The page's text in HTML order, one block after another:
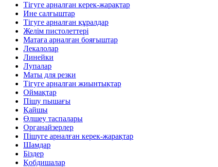
Тігуге арналған керек-жарақтар
Ине салғыштар
Тігуге арналған құралдар
Желім пистолеттері
Матаға арналған бояғыштар
Лекалолар
Линейки
Лупалар
Маты для резки
Тігуге арналған жиынтықтар
Оймақтар
Пішу пышағы
Қайшы
Өлшеу таспалары
Органайзерлер
Пішуге арналған керек-жарақтар
Шамдар
Біздер
Қобдишалар